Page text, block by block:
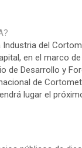
del
en el marco
de Desarrollo y
de
lugar el